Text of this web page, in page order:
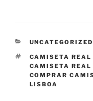
CATEGORÍAS
UNCATEGORIZED
ETIQUETAS
CAMISETA REAL
CAMISETA REAL
COMPRAR
LISBOA